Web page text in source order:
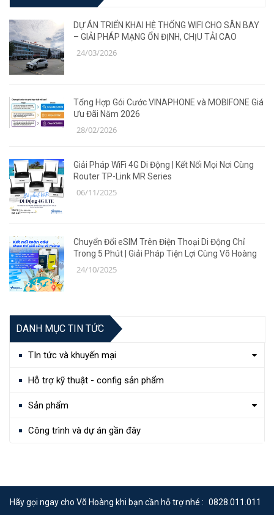
DỰ ÁN TRIỂN KHAI HỆ THỐNG WIFI CHO SÂN BAY
– GIẢI PHÁP MẠNG ỔN ĐỊNH, CHỊU TẢI CAO
24/03/2026
Tổng Hợp Gói Cước VINAPHONE và MOBIFONE Giá
Ưu Đãi Năm 2026
28/02/2026
Giải Pháp WiFi 4G Di Động | Kết Nối Mọi Nơi Cùng
Router TP-Link MR Series
06/11/2025
Chuyển Đổi eSIM Trên Điện Thoại Di Động Chỉ
Trong 5 Phút | Giải Pháp Tiện Lợi Cùng Võ Hoàng
24/10/2025
DANH MỤC TIN TỨC
TIn tức và khuyến mại
Hỗ trợ kỹ thuật - config sản phẩm
Sản phẩm
Công trình và dự án gần đây
Hãy gọi ngay cho Võ Hoàng khi bạn cần hỗ trợ nhé : 0828.011.011